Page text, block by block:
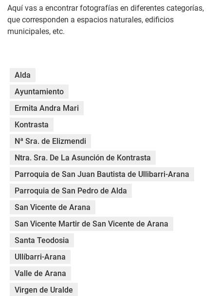
Aquí vas a encontrar fotografías en diferentes categorías,
que corresponden a espacios naturales, edificios
municipales, etc.
Alda
Ayuntamiento
Ermita Andra Mari
Kontrasta
Nª Sra. de Elizmendi
Ntra. Sra. De La Asunción de Kontrasta
Parroquia de San Juan Bautista de Ullibarri-Arana
Parroquia de San Pedro de Alda
San Vicente de Arana
San Vicente Martir de San Vicente de Arana
Santa Teodosia
Ullíbarri-Arana
Valle de Arana
Virgen de Uralde